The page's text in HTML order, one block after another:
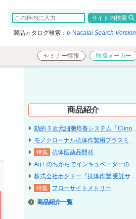
検索
製品カタログ検索： e-Nacalai Search Version
セミナー情報 取扱メーカー
商品紹介
動的 3 次元細胞培養システム「ClinoStar 2」〔Celvivo〕
モノクローナル抗体作製用プラスミド「pFUSE / pTRIOZ」〔InvivoGen〕
抗体医薬品開発
Ag+ のちからでインキュベーターのコンタミネーション予防「Cleag+ard」
株式会社ホクドー「抗体作製 受託サービス」
フローサイトメトリー
商品紹介